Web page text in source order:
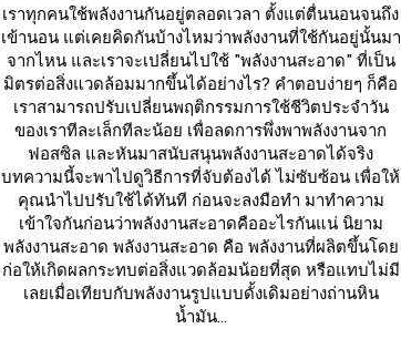
เราทุกคนใช้พลังงานกันอยู่ตลอดเวลา ตั้งแต่ตื่นนอนจนถึง
เข้านอน แต่เคยคิดกันบ้างไหมว่าพลังงานที่ใช้กันอยู่นั้นมา
จากไหน และเราจะเปลี่ยนไปใช้ "พลังงานสะอาด" ที่เป็น
มิตรต่อสิ่งแวดล้อมมากขึ้นได้อย่างไร? คำตอบง่ายๆ ก็คือ
เราสามารถปรับเปลี่ยนพฤติกรรมการใช้ชีวิตประจำวัน
ของเราทีละเล็กทีละน้อย เพื่อลดการพึ่งพาพลังงานจาก
ฟอสซิล และหันมาสนับสนุนพลังงานสะอาดได้จริง
บทความนี้จะพาไปดูวิธีการที่จับต้องได้ ไม่ซับซ้อน เพื่อให้
คุณนำไปปรับใช้ได้ทันที ก่อนจะลงมือทำ มาทำความ
เข้าใจกันก่อนว่าพลังงานสะอาดคืออะไรกันแน่ นิยาม
พลังงานสะอาด พลังงานสะอาด คือ พลังงานที่ผลิตขึ้นโดย
ก่อให้เกิดผลกระทบต่อสิ่งแวดล้อมน้อยที่สุด หรือแทบไม่มี
เลยเมื่อเทียบกับพลังงานรูปแบบดั้งเดิมอย่างถ่านหิน
น้ำมัน...